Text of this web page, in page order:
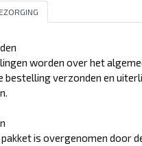
worden over het
bestelling verzonden en
is overgenomen door